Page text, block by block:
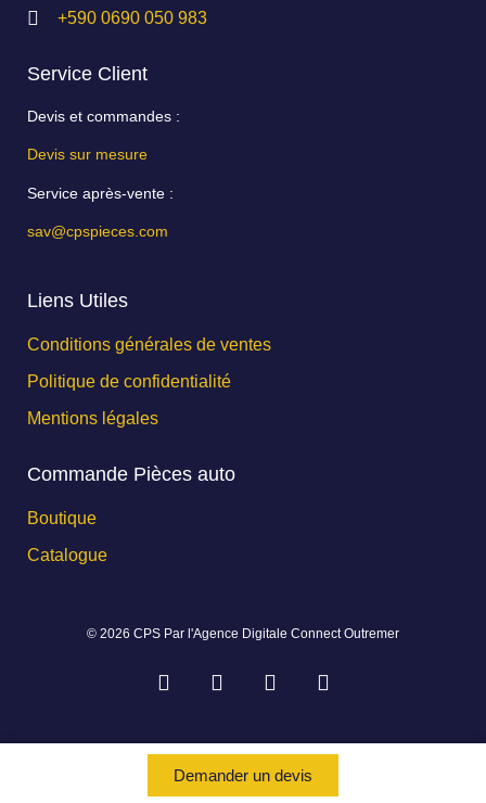
+590 0690 050 983
Service Client
Devis et commandes :
Devis sur mesure
Service après-vente :
sav@cpspieces.com
Liens Utiles
Conditions générales de ventes
Politique de confidentialité
Mentions légales
Commande Pièces auto
Boutique
Catalogue
© 2026 CPS Par l'Agence Digitale Connect Outremer
Demander un devis